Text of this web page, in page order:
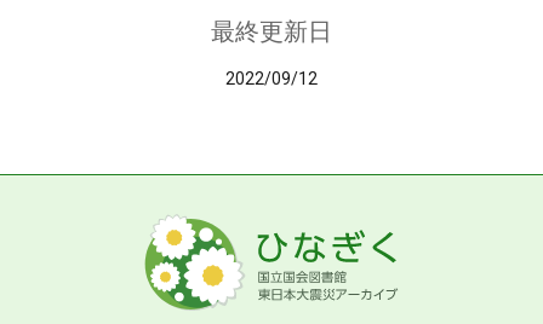
最終更新日
2022/09/12